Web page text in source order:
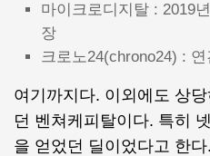
마이크로디지탈 : 2019
장
크로노24(chrono24) :
여기까지다. 이외에도 상
던 벤쳐케피탈이다. 특히
을 얻었던 딜이었다고 한